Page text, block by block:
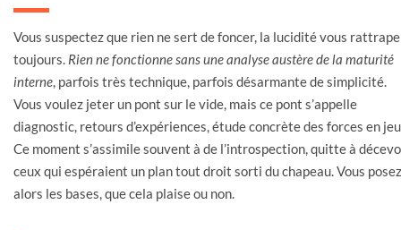
Vous suspectez que rien ne sert de foncer, la lucidité vous rattrape
toujours. Rien ne fonctionne sans une analyse austère de la maturité
interne, parfois très technique, parfois désarmante de simplicité.
Vous voulez jeter un pont sur le vide, mais ce pont s’appelle
diagnostic, retours d’expériences, étude concrète des forces en
Ce moment s’assimile souvent à de l’introspection, quitte à
ceux qui espéraient un plan tout droit sorti du chapeau. Vous posez
alors les bases, que cela plaise ou non.